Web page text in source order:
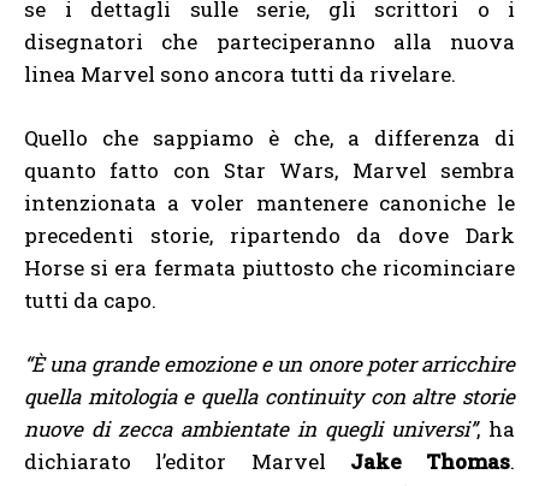
se i dettagli sulle serie, gli scrittori o i
disegnatori che parteciperanno alla nuova
linea Marvel sono ancora tutti da rivelare.
Quello che sappiamo è che, a differenza di
quanto fatto con Star Wars, Marvel sembra
intenzionata a voler mantenere canoniche le
precedenti storie, ripartendo da dove Dark
Horse si era fermata piuttosto che ricominciare
tutti da capo.
“È una grande emozione e un onore poter arricchire
quella mitologia e quella continuity con altre storie
nuove di zecca ambientate in quegli universi”, ha
dichiarato l’editor Marvel Jake Thomas.